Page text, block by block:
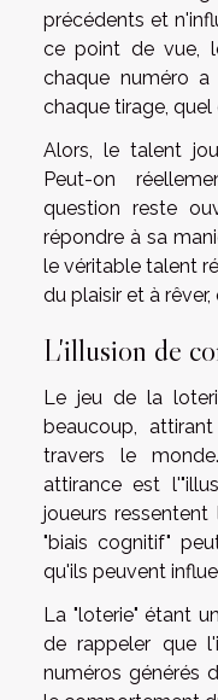
précédents et
ce point de vue,
chaque numéro
chaque tirage,
Alors, le talent
Peut-on
question reste
répondre à sa
le véritable talent
du plaisir et à
L'illusion de
Le jeu de la
beaucoup,
travers le
attirance est
joueurs
"biais cognitif"
qu'ils peuvent
La "loterie" étant
de rappeler que
numéros générés